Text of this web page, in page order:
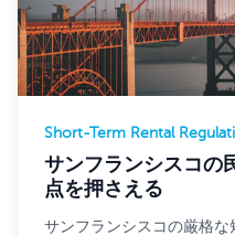
Short-Term Rental
サンフランシスコの
点を押さえる
サンフランシスコの厳格